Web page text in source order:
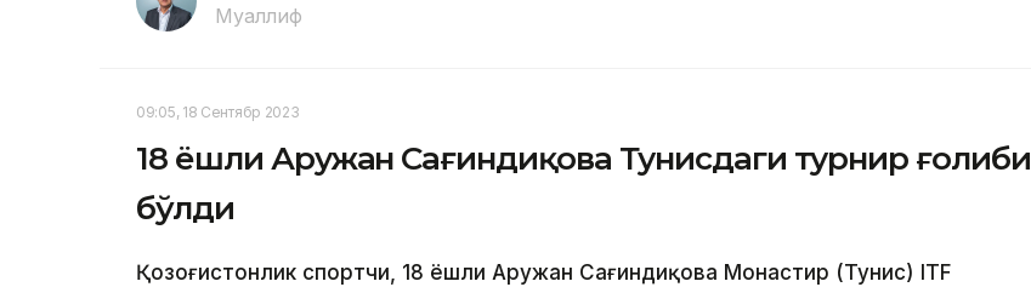
Муаллиф
09:05, 18 Сентябр 2023
18 ёшли Аружан Сағиндиқова Тунисдаги турнир ғолиби
бўлди
Қозоғистонлик спортчи, 18 ёшли Аружан Сағиндиқова Монастир (Тунис) ITF